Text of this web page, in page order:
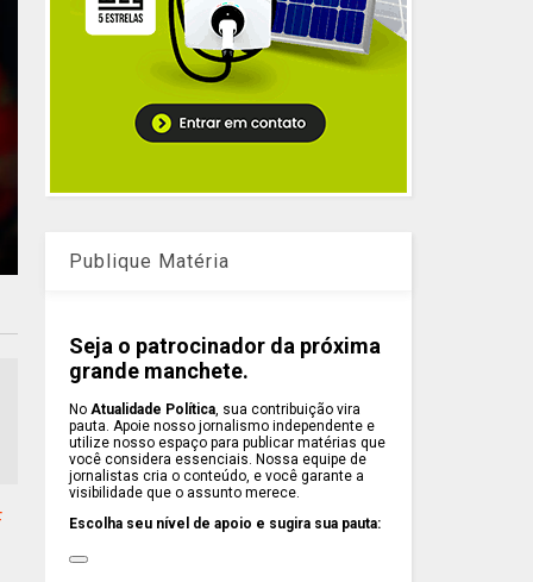
Publique Matéria
Seja o patrocinador da próxima
grande manchete.
NoAtualidade Política, sua contribuição vira
pauta. Apoie nosso jornalismo independente e
utilize nosso espaço para publicar matérias que
você considera essenciais. Nossa equipe de
jornalistas cria o conteúdo, e você garante a
visibilidade que o assunto merece.
Escolha seu nível de apoio e sugira sua pauta: